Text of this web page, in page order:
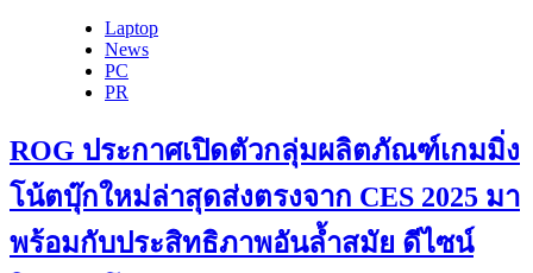
Laptop
News
PC
PR
ROG ประกาศเปิดตัวกลุ่มผลิตภัณฑ์เกมมิ่ง
โน้ตบุ๊กใหม่ล่าสุดส่งตรงจาก CES 2025 มา
พร้อมกับประสิทธิภาพอันล้ำสมัย ดีไซน์